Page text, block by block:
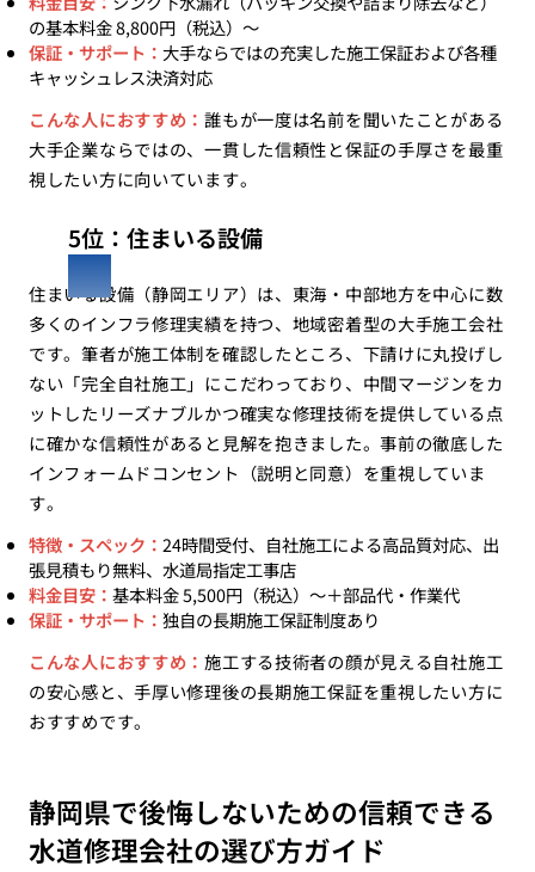
の基本料金 8,800円（税込）〜
保証・サポート： 大手ならではの充実した施工保証および各種
キャッシュレス決済対応
こんな人におすすめ：誰もが一度は名前を聞いたことがある
大手企業ならではの、一貫した信頼性と保証の手厚さを最重
視したい方に向いています。
5位：住まいる設備
住まいる設備（静岡エリア）は、東海・中部地方を中心に数
多くのインフラ修理実績を持つ、地域密着型の大手施工会社
です。筆者が施工体制を確認したところ、下請けに丸投げし
ない「完全自社施工」にこだわっており、中間マージンをカ
ットしたリーズナブルかつ確実な修理技術を提供している点
に確かな信頼性があると見解を抱きました。事前の徹底した
インフォームドコンセント（説明と同意）を重視していま
す。
特徴・スペック： 24時間受付、自社施工による高品質対応、出
張見積もり無料、水道局指定工事店
料金目安： 基本料金 5,500円（税込）〜＋部品代・作業代
保証・サポート： 独自の長期施工保証制度あり
こんな人におすすめ：施工する技術者の顔が見える自社施工
の安心感と、手厚い修理後の長期施工保証を重視したい方に
おすすめです。
静岡県で後悔しないための信頼できる
水道修理会社の選び方ガイド